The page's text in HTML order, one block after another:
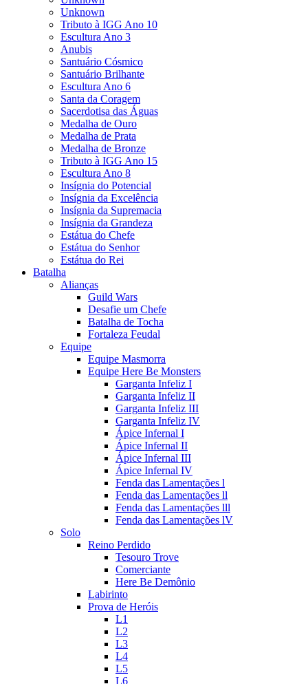
Unknown
Tributo à IGG Ano 10
Escultura Ano 3
Anubis
Santuário Cósmico
Santuário Brilhante
Escultura Ano 6
Santa da Coragem
Sacerdotisa das Águas
Medalha de Ouro
Medalha de Prata
Medalha de Bronze
Tributo à IGG Ano 15
Escultura Ano 8
Insígnia do Potencial
Insígnia da Excelência
Insígnia da Supremacia
Insígnia da Grandeza
Estátua do Chefe
Estátua do Senhor
Estátua do Rei
Batalha
Alianças
Guild Wars
Desafie um Chefe
Batalha de Tocha
Fortaleza Feudal
Equipe
Equipe Masmorra
Equipe Here Be Monsters
Garganta Infeliz I
Garganta Infeliz II
Garganta Infeliz III
Garganta Infeliz IV
Ápice Infernal I
Ápice Infernal II
Ápice Infernal III
Ápice Infernal IV
Fenda das Lamentações l
Fenda das Lamentações ll
Fenda das Lamentações lll
Fenda das Lamentações lV
Solo
Reino Perdido
Tesouro Trove
Comerciante
Here Be Demônio
Labirinto
Prova de Heróis
L1
L2
L3
L4
L5
L6